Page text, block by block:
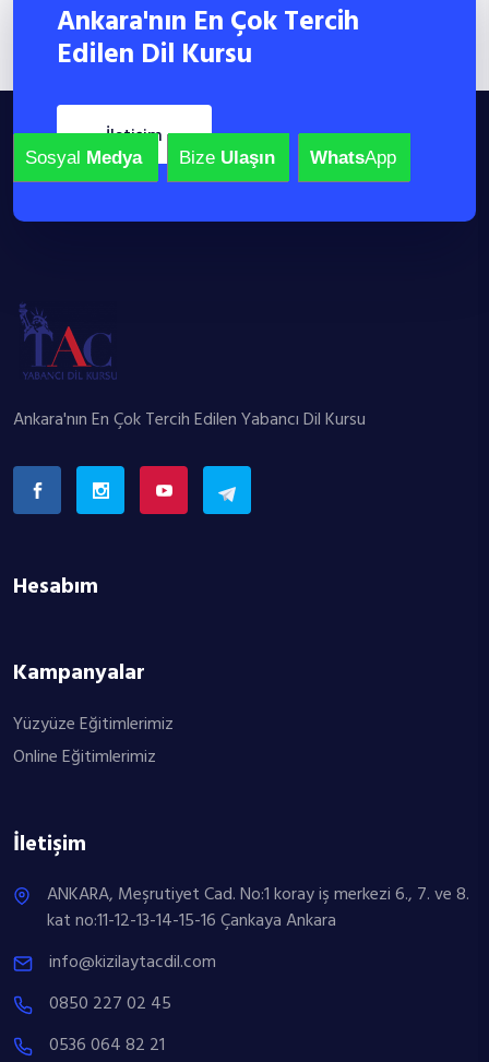
Ankara'nın En Çok Tercih
Edilen Dil Kursu
i̇letişim
Ankara'nın En Çok Tercih Edilen Yabancı Dil Kursu
Hesabım
Kampanyalar
Yüzyüze Eğitimlerimiz
Online Eğitimlerimiz
İletişim
ANKARA, Meşrutiyet Cad. No:1 koray iş merkezi 6., 7. ve 8.
kat no:11-12-13-14-15-16 Çankaya Ankara
info@kizilaytacdil.com
0850 227 02 45
0536 064 82 21
Sosyal Medya Bize Ulaşın WhatsApp